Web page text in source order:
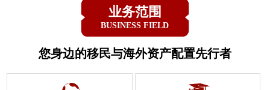
业务范围
BUSINESS FIELD
您身边的移民与海外资产配置先行者